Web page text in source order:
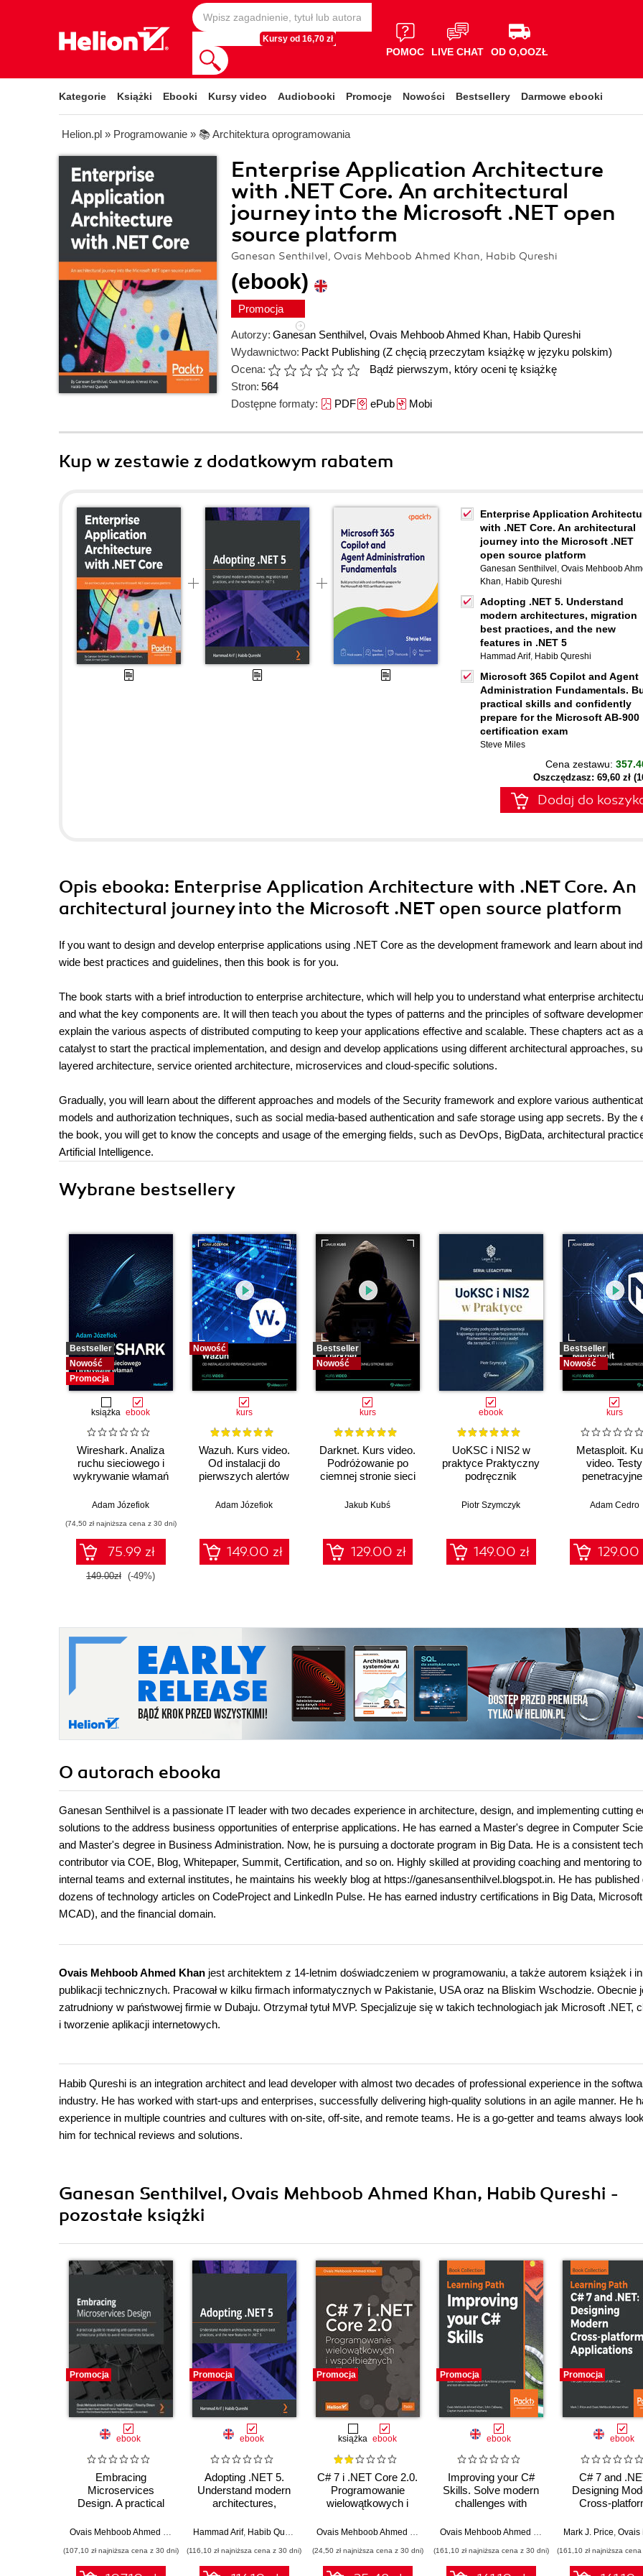
Kursy od 16,70 zł
POMOC LIVE CHAT OD O,OOZŁ
Kategorie Książki Ebooki Kursy video Audiobooki Promocje Nowości Bestsellery Darmowe ebooki
Helion.pl » Programowanie » 📚 Architektura oprogramowania
Enterprise Application Architecture
with .NET Core. An architectural
journey into the Microsoft .NET open
source platform
Ganesan Senthilvel, Ovais Mehboob Ahmed Khan, Habib Qureshi
(ebook)
Promocja
Autorzy: Ganesan Senthilvel, Ovais Mehboob Ahmed Khan, Habib Qureshi
Wydawnictwo: Packt Publishing (Z chęcią przeczytam książkę w języku polskim)
Ocena:
Bądź pierwszym, który oceni tę książkę
Stron: 564
Dostępne formaty: PDFePubMobi
Kup w zestawie z dodatkowym rabatem
Enterprise Application
with .NET Core. An architectural
journey into the Microsoft .NET
open source platform
Ganesan Senthilvel , Ovais Mehboob
Khan, Habib Qureshi
Adopting .NET 5. Understand
modern architectures, migration
best practices, and the new
features in .NET 5
Hammad Arif, Habib Qureshi
Microsoft 365 Copilot and Agent
Administration Fundamentals.
practical skills and confidently
prepare for the Microsoft AB-900
certification exam
Steve Miles
Cena zestawu:
Oszczędzasz: 69,60 zł
Dodaj do
Opis ebooka: Enterprise Application Architecture with .NET Core. An
architectural journey into the Microsoft .NET open source platform
If you want to design and develop enterprise applications using .NET Core as the development framework and learn about
wide best practices and guidelines, then this book is for you.
The book starts with a brief introduction to enterprise architecture, which will help you to understand what enterprise
and what the key components are. It will then teach you about the types of patterns and the principles of software
explain the various aspects of distributed computing to keep your applications effective and scalable. These chapters act as a
catalyst to start the practical implementation, and design and develop applications using different architectural approaches,
layered architecture, service oriented architecture, microservices and cloud-specific solutions.
Gradually, you will learn about the different approaches and models of the Security framework and explore various
models and authorization techniques, such as social media-based authentication and safe storage using app secrets. By the
the book, you will get to know the concepts and usage of the emerging fields, such as DevOps, BigData, architectural
Artificial Intelligence.
Wybrane bestsellery
Bestseller
Nowość
Promocja
książka ebook
Wireshark. Analiza
ruchu sieciowego i
wykrywanie włamań
Adam Józefiok
(74,50 zł najniższa cena z 30 dni)
75.99 zł
149.00zł (-49%)
Nowość
kurs
Wazuh. Kurs video.
Od instalacji do
pierwszych alertów
Adam Józefiok
149.00 zł
Bestseller
Nowość
kurs
Darknet. Kurs video.
Podróżowanie po
ciemnej stronie sieci
Jakub Kubś
129.00 zł
ebook
UoKSC i NIS2 w
praktyce Praktyczny
podręcznik
Krajowego Systemu
procedury, audyt dla
zarządów, IT i
compliance
Piotr Szymczyk
149.00 zł
Bestseller
Nowość
kurs
Metasploit.
video. Testy
zabezpieczeń
Adam Cedro
129.00
O autorach ebooka
Ganesan Senthilvel is a passionate IT leader with two decades experience in architecture, design, and implementing cutting
solutions to the address business opportunities of enterprise applications. He has earned a Master's degree in Computer
and Master's degree in Business Administration. Now, he is pursuing a doctorate program in Big Data. He is a consistent
contributor via COE, Blog, Whitepaper, Summit, Certification, and so on. Highly skilled at providing coaching and mentoring to
internal teams and external institutes, he maintains his weekly blog at https://ganesansenthilvel.blogspot.in. He has published
dozens of technology articles on CodeProject and LinkedIn Pulse. He has earned industry certifications in Big Data,
MCAD), and the financial domain.
Ovais Mehboob Ahmed Khan jest architektem z 14-letnim doświadczeniem w programowaniu, a także autorem książek i
publikacji technicznych. Pracował w kilku firmach informatycznych w Pakistanie, USA oraz na Bliskim Wschodzie. Obecnie
zatrudniony w państwowej firmie w Dubaju. Otrzymał tytuł MVP. Specjalizuje się w takich technologiach jak Microsoft .NET,
i tworzenie aplikacji internetowych.
Habib Qureshi is an integration architect and lead developer with almost two decades of professional experience in the
industry. He has worked with start-ups and enterprises, successfully delivering high-quality solutions in an agile manner. He
experience in multiple countries and cultures with on-site, off-site, and remote teams. He is a go-getter and teams always
him for technical reviews and solutions.
Ganesan Senthilvel, Ovais Mehboob Ahmed Khan, Habib Qureshi -
pozostałe książki
Promocja
ebook
Embracing
Microservices
Design. A practical
anti-patterns and
avoid microservices
fallacies
Nabil Siddiqui, Timothy Oleson
(107,10 zł najniższa cena z 30 dni)
Promocja
ebook
Adopting .NET 5.
Understand modern
architectures,
practices, and the
5
Hammad Arif, Habib Qureshi
(116,10 zł najniższa cena z 30 dni)
Promocja
książka ebook
C# 7 i .NET Core 2.0.
Programowanie
wielowątkowych i
aplikacji
(24,50 zł najniższa cena z 30 dni)
Promocja
ebook
Improving your C#
Skills. Solve modern
challenges with
programming and
techniques of C#
John Callaway ,
(161,10 zł najniższa cena z 30 dni)
Promocja
ebook
C# 7 and
Designing
Cross-
Open
Core
Mark J. Price Ovais Mehboob
(161,10 zł najniższa